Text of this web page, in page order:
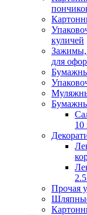
куличей
Зажимы,
для
10
Прочая